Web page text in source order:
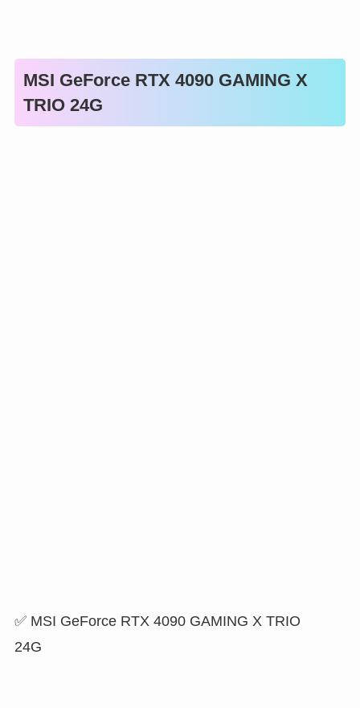
MSI GeForce RTX 4090 GAMING X
TRIO 24G
✅ MSI GeForce RTX 4090 GAMING X TRIO
24G